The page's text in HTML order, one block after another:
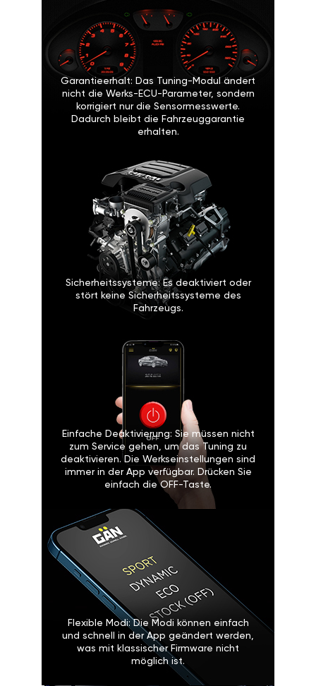
Garantieerhalt: Das Tuning-Modul ändert
nicht die Werks-ECU-Parameter, sondern
korrigiert nur die Sensormesswerte.
Dadurch bleibt die Fahrzeuggarantie
erhalten.
Sicherheitssysteme: Es deaktiviert oder
stört keine Sicherheitssysteme des
Fahrzeugs.
Einfache Deaktivierung: Sie müssen nicht
zum Service gehen, um das Tuning zu
deaktivieren. Die Werkseinstellungen sind
immer in der App verfügbar. Drücken Sie
einfach die OFF-Taste.
Flexible Modi: Die Modi können einfach
und schnell in der App geändert werden,
was mit klassischer Firmware nicht
möglich ist.